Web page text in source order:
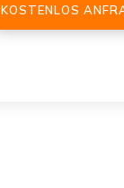
KOSTENLOS